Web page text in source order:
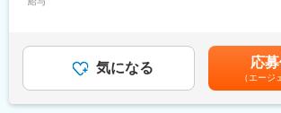
◇未経験でも活躍できる理由
入社後はICTの基礎知識から学べる研修に加
オンライン＆対面商談を実施し契約を締結(
契約後のフォローはサポート部門と連携しな
選考を通じて上下する可能性があります。
含めた表記です。
気になる 応
（エージ